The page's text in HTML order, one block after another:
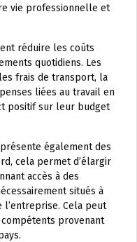
vie professionnelle et
réduire les coûts
quotidiens. Les
frais de transport, la
liées au travail en
positif sur leur budget
également des
cela permet d’élargir
accès à des
situés à
l’entreprise. Cela peut
provenant